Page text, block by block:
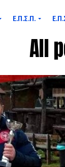
Ε.Π.Σ.Π.
All